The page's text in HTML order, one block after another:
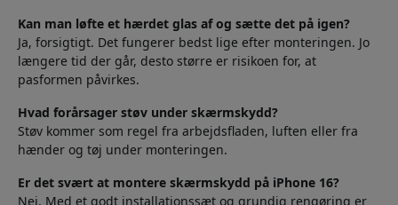
Kan man løfte et hærdet glas af og sætte det på igen?
Ja, forsigtigt. Det fungerer bedst lige efter monteringen. Jo
længere tid der går, desto større er risikoen for, at
pasformen påvirkes.
Hvad forårsager støv under skærmskydd?
Støv kommer som regel fra arbejdsfladen, luften eller fra
hænder og tøj under monteringen.
Er det svært at montere skærmskydd på iPhone 16?
Nej. Med et godt installationssæt og grundig rengøring er